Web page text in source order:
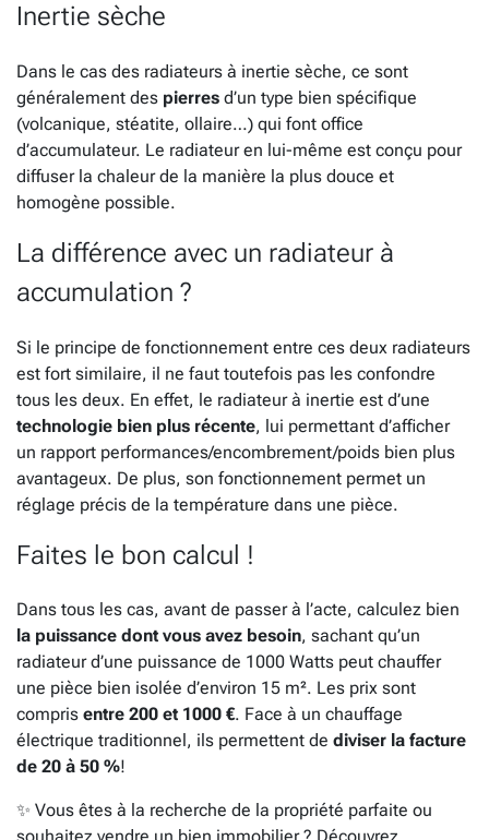
Inertie sèche
Dans le cas des radiateurs à inertie sèche, ce sont
généralement des pierres d’un type bien spécifique
(volcanique, stéatite, ollaire…) qui font office
d’accumulateur. Le radiateur en lui-même est conçu pour
diffuser la chaleur de la manière la plus douce et
homogène possible.
La différence avec un radiateur à
accumulation ?
Si le principe de fonctionnement entre ces deux radiateurs
est fort similaire, il ne faut toutefois pas les confondre
tous les deux. En effet, le radiateur à inertie est d’une
technologie bien plus récente, lui permettant d’afficher
un rapport performances/encombrement/poids bien plus
avantageux. De plus, son fonctionnement permet un
réglage précis de la température dans une pièce.
Faites le bon calcul !
Dans tous les cas, avant de passer à l’acte, calculez bien
la puissance dont vous avez besoin, sachant qu’un
radiateur d’une puissance de 1000 Watts peut chauffer
une pièce bien isolée d’environ 15 m². Les prix sont
compris entre 200 et 1000 €. Face à un chauffage
électrique traditionnel, ils permettent de diviser la facture
de 20 à 50 %!
✨ Vous êtes à la recherche de la propriété parfaite ou